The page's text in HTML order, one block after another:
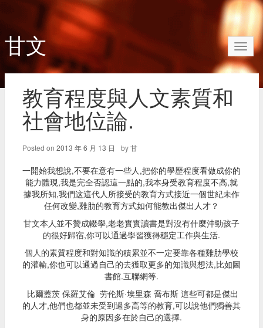
甘文
教育程度與人文素質和
社會地位論.
Posted on 2013 年 6 月 13 日 by甘
一開始我想說,不要在意有一些人,把你的學歷程度看做成你的
能力體現,我是完全否認這一點的,我本身受教育程度不高,就
據我所知,我們这這代人所接受的教育方式接近一個世紀未作
任何改變,雞肋的教育方式如何能教出傑出人才？
甘文本人並不贊成輟學,老老實實讀書是對沒有什麼沖勁孩子
的很好歸宿,你可以通過學習獲得穩定工作與生活.
個人的素質程度和對知識的積累並不一定要靠各種雞肋學校
的灌輸,你也可以通過自己的去獲取更多的知識與想法,比如圖
書館.互聯網等.
比爾蓋茨 保羅艾倫 劳伦斯·埃里森 喬布斯 這些可都是傑出
的人才,他們也都並未受到過多高等的教育,可以說他們獨善其
身的原因多在於自己的選擇.